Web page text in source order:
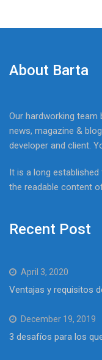
About Barta
Our hardworking
news, magazine &
developer and client.
It is a long
the readable content
Recent Post
April 3, 2020
Ventajas y requisitos
December 19, 2019
3 desafíos para los